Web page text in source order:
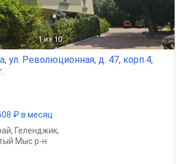
1 из 10
ул. Революционная, д. 47, корп.4,
₽ в месяц
, Геленджик,
Мыс р-н